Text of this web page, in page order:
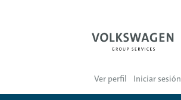
Ver perfil Iniciar sesión